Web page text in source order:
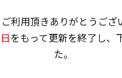
利用頂きありがとうござ
をもって更新を終了し、
た。